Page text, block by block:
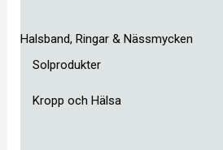
Halsband, Ringar & Nässmycken
Solprodukter
Kropp och Hälsa